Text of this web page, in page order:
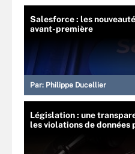
Salesforce : les
avant-première
Par: Philippe Ducellier
Législation : une
les violations de données